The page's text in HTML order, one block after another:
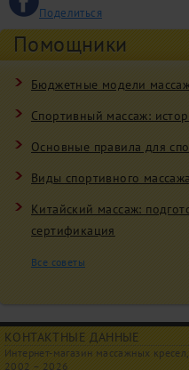
Поделиться
Помощники
Бюджетные модели
Спортивный массаж:
Основные правила для
Виды спортивного массажа
Китайский массаж:
сертификация
Все советы
КОНТАКТНЫЕ ДАННЫЕ
Интернет-магазин массажных
2002 – 2026